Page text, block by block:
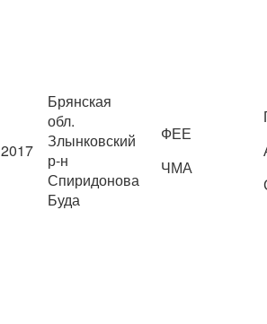
2017
Брянская
обл.
Злынковский
р-н
Спиридонова
Буда
ФЕЕ
ЧМА